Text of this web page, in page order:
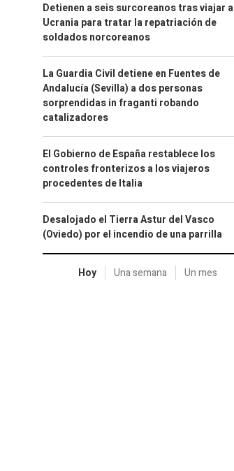
Detienen a seis surcoreanos tras viajar a
Ucrania para tratar la repatriación de
soldados norcoreanos
La Guardia Civil detiene en Fuentes de
Andalucía (Sevilla) a dos personas
sorprendidas in fraganti robando
catalizadores
El Gobierno de España restablece los
controles fronterizos a los viajeros
procedentes de Italia
Desalojado el Tierra Astur del Vasco
(Oviedo) por el incendio de una parrilla
Hoy Una semana Un mes